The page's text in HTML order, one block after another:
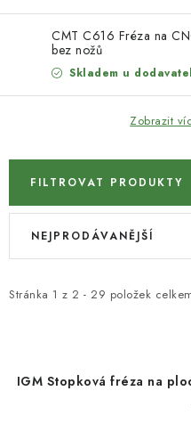
POTŘEBUJI DOBRÝ STROJ
KONTAKTY
CMT C616 Fréza na
bez nožů
Skladem u
Zobrazit
FILTROVAT PRODUKTY
V
i
Stránka 1 z 2 - 29 položek
Ř
e
p
NEJPRODÁVANĚJŠÍ
IGM Stopková fréza na